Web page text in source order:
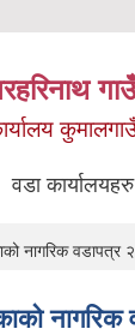
वडा कार्यालयहरु
नागरिक